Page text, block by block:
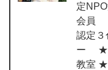
定
会員
認定３
ー ★
教室 ★